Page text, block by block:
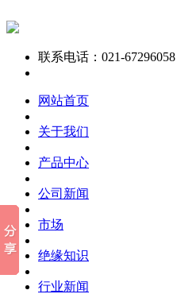
联系电话：021-67296058
网站首页
关于我们
产品中心
公司新闻
市场
绝缘知识
行业新闻